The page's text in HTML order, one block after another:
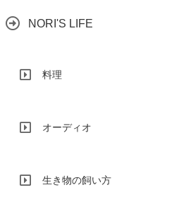
NORI'S LIFE
料理
オーディオ
生き物の飼い方